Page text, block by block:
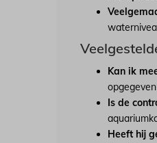
Kan ik
Is de
Heeft hij